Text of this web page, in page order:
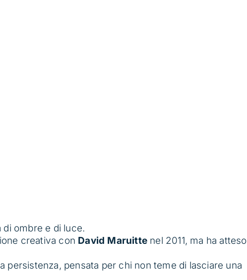
di ombre e di luce.
creativa con David Maruitte nel 2011, ma ha atteso
persistenza, pensata per chi non teme di lasciare una